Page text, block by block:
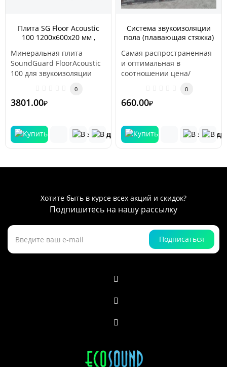
Плита SG Floor Acoustic
100 1200х600х20 мм ,
Минеральная плита
SoundGuard FloorAcoustic
100 для звукоизоляции
0
3801.00₽
Система звукоизоляции
пола (плавающая стяжка)
Самая распространенная
и оптимальная в
соотношении цена/
Применяется в частных
квартир..
0
660.00₽
Хотите быть в курсе всех акций и скидок?
Подпишитесь на нашу рассылку
Подписаться